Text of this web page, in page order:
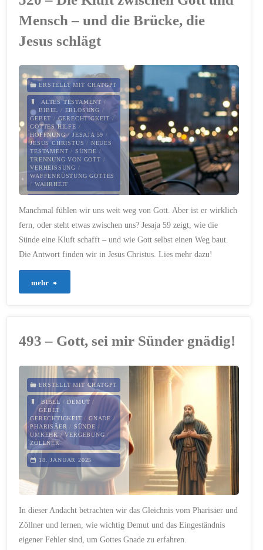
schon
bestimmt?
–
Verantwortung
trotz
Gnade"
Mensch – und die Brücke, die
Jesus schlägt
ERSTELLT MIT CHATGPT
ALTES TESTAMENT /
BIBEL / ERLÖSUNG /
GEBET / GERECHTIGKEIT /
GOTTES HILFE /
HOFFNUNG/ JESAJA 59 /
JESUS CHRISTUS / NEUES
TESTAMENT / SÜNDE /
TRENNUNG VON GOTT /
VERHEISSUNG
/
WAFFENRÜSTUNG GOTTES
/ WAHRHEIT
Manchmal fühlen wir uns weit weg von Gott. Aber ist er wirklich
fern, oder steht etwas zwischen uns? Jesaja 59 zeigt, wie die
Sünde eine Kluft schafft – und wie Gott selbst einen Weg baut.
Die Antwort finden wir in Jesus Christus. Lies mehr dazu!
mehr
zwischen
Gott
und
Mensch
–
und
die
Brücke,
493 – Gott, sei mir Sünder gnädig!
ERSTELLT MIT CHATGPT
BIBEL /DEMUT /
GEBET /
GERECHTIGKEIT / GNADE /
PHARISÄER / SÜNDE /
UMKEHR /VERGEBUNG /
ZÖLLNER
18. JANUAR 2025
In dieser Andacht betrachten wir das Gleichnis vom Pharisäer und
Zöllner und lernen, wie wichtig Demut und das Eingeständnis
eigener Fehler sind, um Gottes Gnade zu erfahren.